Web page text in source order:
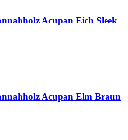
Acupan Eich Sleek
Acupan Elm Braun